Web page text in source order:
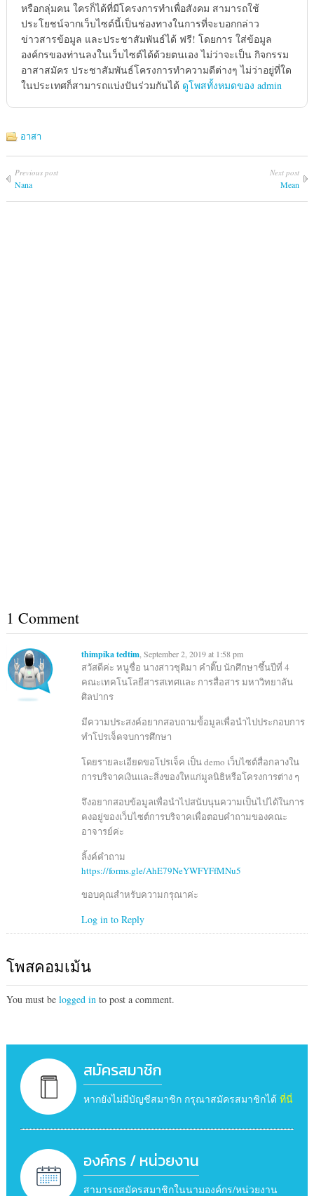
หรือกลุ่มคน ใครก็ได้ที่มีโครงการทำเพื่อสังคม สามารถใช้
ประโยชน์จากเว็บไซต์นี้เป็นช่องทางในการที่จะบอกกล่าว
ข่าวสารข้อมูล และประชาสัมพันธ์ได้ ฟรี! โดยการ ใส่ข้อมูล
องค์กรของท่านลงในเว็บไซต์ได้ด้วยตนเอง ไม่ว่าจะเป็น กิจกรรม
อาสาสมัคร ประชาสัมพันธ์โครงการทำความดีต่างๆ ไม่ว่าอยู่ที่ใด
ในประเทศก็สามารถแบ่งปันร่วมกันได้ ดูโพสทั้งหมดของ admin
อาสา
Previous post
Nana
Next post
Mean
1 Comment
thimpika tedtim , September 2, 2019 at 1:58 pm
สวัสดีค่ะ หนูชื่อ นางสาวชุติมา คำติ๊บ นักศึกษาชึ้นปีที่ 4
คณะเทคโนโลยีสารสเทศและ การสื่อสาร มหาวิทยาลัน
ศิลปากร
มีความประสงค์อยากสอบถามข้้อมูลเพื่อนำไปประกอบการ
ทำโปรเจ็คจบการศึกษา
โดยรายละเอียดขอโปรเจ็ค เป็น demo เว็บไซต์สื่อกลางใน
การบริจาคเงินและสิ่งของใหแก่มูลนิธิหรือโครงการต่าง ๆ
จึงอยากสอบข้อมูลเพื่อนำไปสนับนุนความเป็นไปได้ในการ
คงอยู่ของเว็บไซต์การบริจาคเพื่อตอบคำถามของคณะ
อาจารย์ค่ะ
ลิ้งค์คำถาม
https://forms.gle/AhE79NeYWFYFfMNu5
ขอบคุณสำหรับความกรุณาค่ะ
Log in to Reply
โพสคอมเม้น
You must be logged into post a comment.
สมัครสมาชิก
หากยังไม่มีบัญชีสมาชิก กรุณาสมัครสมาชิกได้ ที่นี่
องค์กร / หน่วยงาน
สามารถสมัครสมาชิกในนามองค์กร/หน่วยงาน